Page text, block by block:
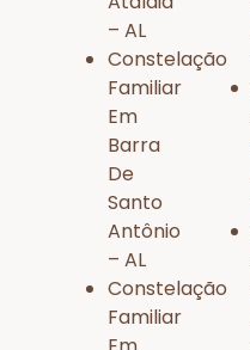
– AL
Constelação
Familiar
Em
Barra
De
Santo
Antônio
– AL
Constelação
Familiar